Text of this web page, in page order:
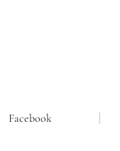
Facebook